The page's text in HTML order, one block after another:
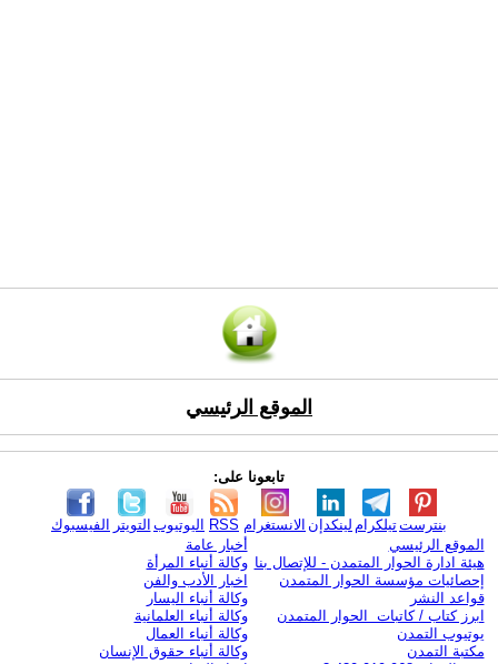
الموقع الرئيسي
تابعونا على:
الفيسبوك التويتر اليوتيوب RSS الانستغرام لينكدإن تيلكرامبنترست
الموقع الرئيسي
هيئة ادارة الحوار المتمدن - للإتصال بنا
إحصائيات مؤسسة الحوار المتمدن
قواعد النشر
ابرز كتاب / كاتبات الحوار المتمدن
يوتيوب التمدن
مكتبة التمدن
أخبار عامة
وكالة أنباء المرأة
اخبار الأدب والفن
وكالة أنباء اليسار
وكالة أنباء العلمانية
وكالة أنباء العمال
وكالة أنباء حقوق الإنسان